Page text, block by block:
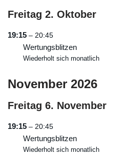
Freitag 2. Oktober
19:15 – 20:45
Wertungsblitzen
Wiederholt sich monatlich
November 2026
Freitag 6. November
19:15 – 20:45
Wertungsblitzen
Wiederholt sich monatlich